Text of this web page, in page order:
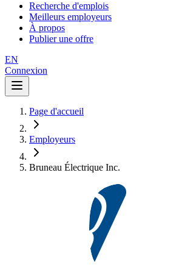
Recherche d'emplois
Meilleurs employeurs
À propos
Publier une offre
EN
Connexion
Page d'accueil
Employeurs
Bruneau Électrique Inc.